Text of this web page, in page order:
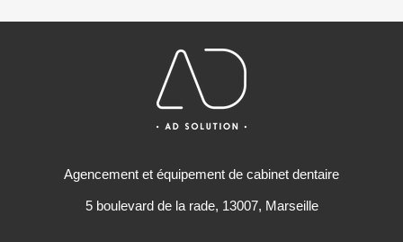
Agencement et équipement de cabinet dentaire
5 boulevard de la rade, 13007, Marseille